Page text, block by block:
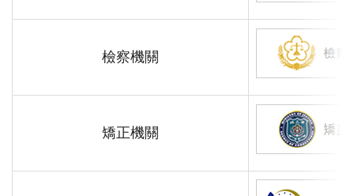
檢察機關
矯正機關